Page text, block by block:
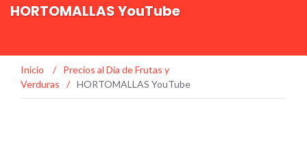
HORTOMALLAS YouTube
Inicio /
Precios al Día de Frutas y
Verduras
/ HORTOMALLAS YouTube